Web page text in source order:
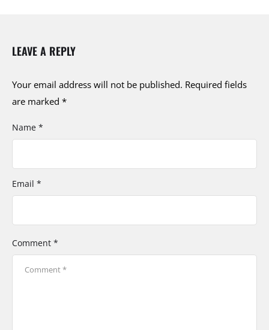
LEAVE A REPLY
Your email address will not be published. Required fields
are marked *
Comment *
Name *
Email *